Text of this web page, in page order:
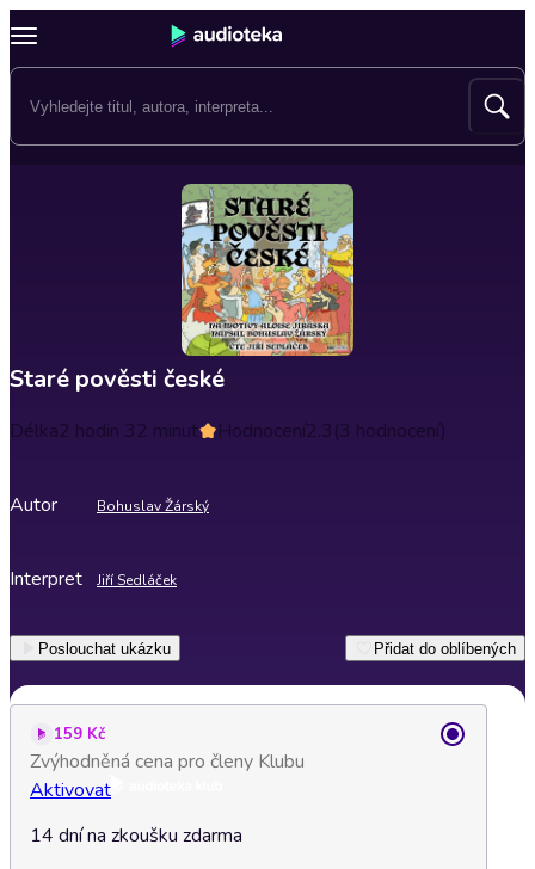
Staré pověsti české
Délka2 hodin 32 minut Hodnocení2.3(3 hodnocení)
Autor Bohuslav Žárský
Interpret Jiří Sedláček
Poslouchat ukázku Přidat do oblíbených
159 Kč
Zvýhodněná cena pro členy Klubu
Aktivovat
14 dní na zkoušku zdarma